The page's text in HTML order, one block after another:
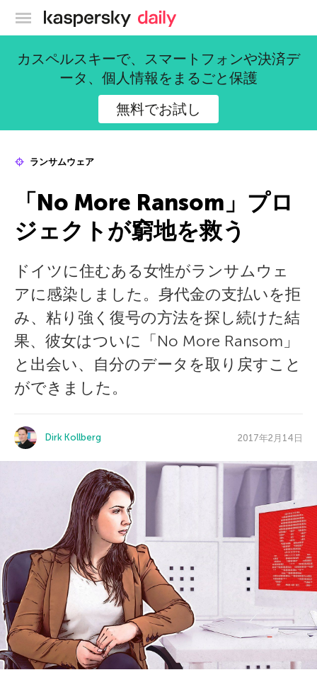
カスペルスキー公式ブログ
カスペルスキーで、スマートフォンや決済デ
ータ、個人情報をまるごと保護
無料でお試し
ランサムウェア
「No More Ransom」プロ
ジェクトが窮地を救う
ドイツに住むある女性がランサムウェ
アに感染しました。身代金の支払いを拒
み、粘り強く復号の方法を探し続けた結
果、彼女はついに「No More Ransom」
と出会い、自分のデータを取り戻すこと
ができました。
Dirk Kollberg 2017年2月14日